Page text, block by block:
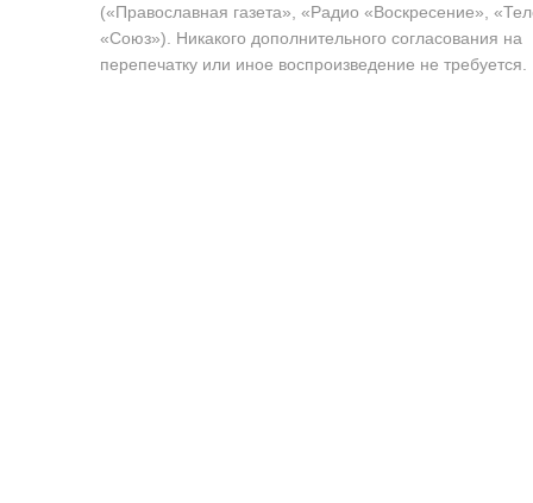
(«Православная газета», «Радио «Воскресение»,
«Союз»). Никакого дополнительного согласования на
перепечатку или иное воспроизведение не требуется.